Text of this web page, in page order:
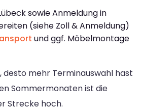
sowie Anmeldung in
(siehe Zoll & Anmeldung)
und ggf. Möbelmontage
desto mehr Terminauswahl hast
Sommermonaten ist die
Strecke hoch.